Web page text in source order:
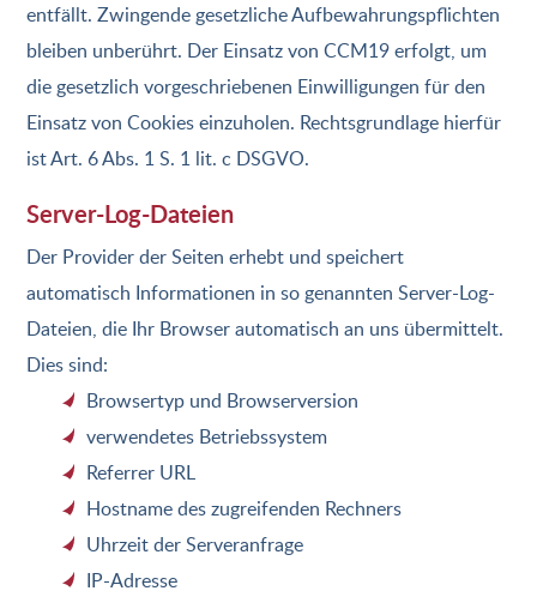
entfällt. Zwingende gesetzliche Aufbewahrungspflichten
bleiben unberührt. Der Einsatz von CCM19 erfolgt, um
die gesetzlich vorgeschriebenen Einwilligungen für den
Einsatz von Cookies einzuholen. Rechtsgrundlage hierfür
ist Art. 6 Abs. 1 S. 1 lit. c DSGVO.
Server-Log-Dateien
Der Provider der Seiten erhebt und speichert
automatisch Informationen in so genannten Server-Log-
Dateien, die Ihr Browser automatisch an uns übermittelt.
Dies sind:
Browsertyp und Browserversion
verwendetes Betriebssystem
Referrer URL
Hostname des zugreifenden Rechners
Uhrzeit der Serveranfrage
IP-Adresse